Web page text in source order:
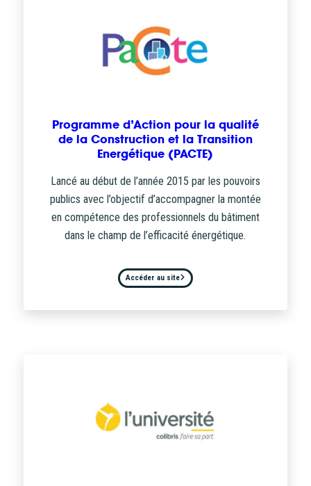
Programme d’Action pour la qualité
de la Construction et la Transition
Energétique (PACTE)
Lancé au début de l’année 2015 par les pouvoirs
publics avec l’objectif d’accompagner la montée
en compétence des professionnels du bâtiment
dans le champ de l’efficacité énergétique.
Accéder au site